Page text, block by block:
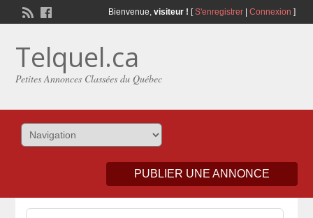
Bienvenue, visiteur ! [S'enregistrer| Connexion ]
Telquel.ca
Petites Annonces Classées du Québec
PUBLIER UNE ANNONCE